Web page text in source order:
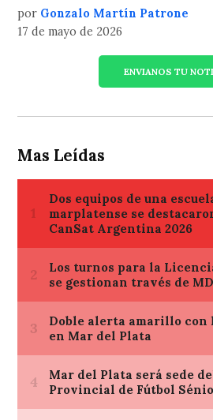
por Gonzalo Martín Patrone
17 de mayo de 2026
ENVIANOS TU
Mas Leídas